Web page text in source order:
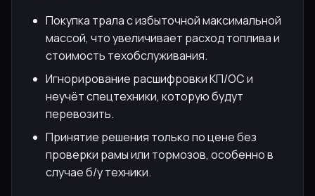
Покупка трала с избыточной максимальной
массой, что увеличивает расход топлива и
стоимость техобслуживания.
Игнорирование расшифровки КП/ОС и
неучёт спецтехники, которую будут
перевозить.
Принятие решения только по цене без
проверки рамы или тормозов, особенно в
случае б/у техники.